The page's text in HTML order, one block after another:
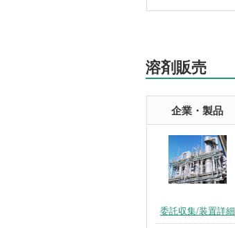
溶剤販売
企業・製品
委託収集/装置詳細